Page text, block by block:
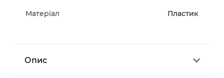
Матеріал Пластик
Опис